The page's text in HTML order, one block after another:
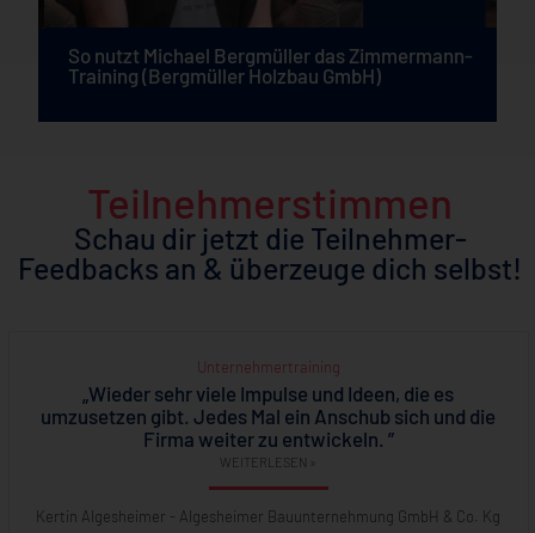
So nutzt Michael Bergmüller das Zimmermann-
Training (Bergmüller Holzbau GmbH)
Teilnehmerstimmen
Schau dir jetzt die Teilnehmer-
Feedbacks an & überzeuge dich selbst!
Unternehmertraining
„Wieder sehr viele Impulse und Ideen, die es
umzusetzen gibt. Jedes Mal ein Anschub sich und die
Firma weiter zu entwickeln. ”
WEITERLESEN »
Kertin Algesheimer - Algesheimer Bauunternehmung GmbH & Co. Kg